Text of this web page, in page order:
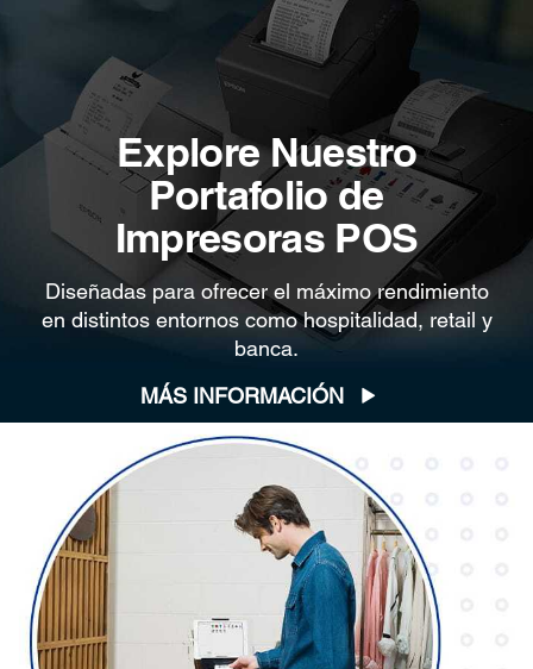
Explore Nuestro
Portafolio de
Impresoras POS
Diseñadas para ofrecer el máximo rendimiento
en distintos entornos como hospitalidad, retail y
banca.
MÁS INFORMACIÓN